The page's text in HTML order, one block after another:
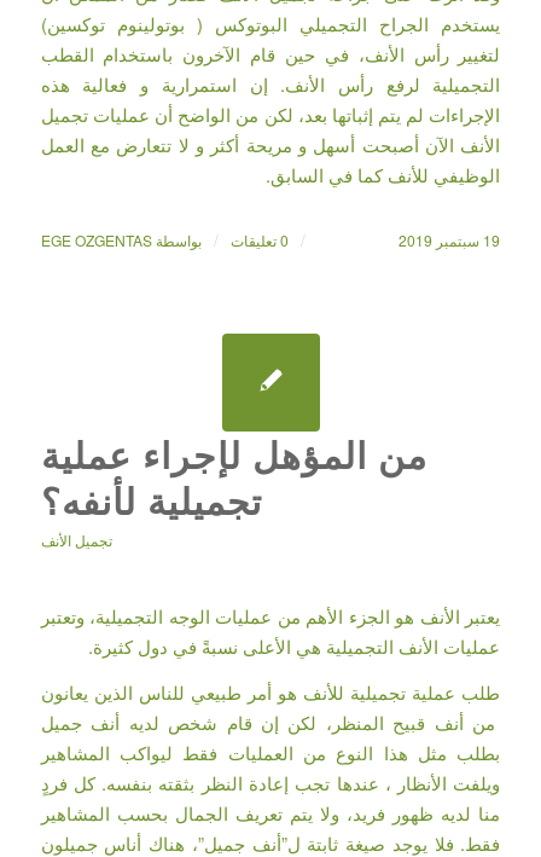
يستخدم الجراح التجميلي البوتوكس ( بوتولينوم توكسين)
لتغيير رأس الأنف، في حين قام الآخرون باستخدام القطب
التجميلية لرفع رأس الأنف. إن استمرارية و فعالية هذه
الإجراءات لم يتم إثباتها بعد، لكن من الواضح أن عمليات تجميل
الأنف الآن أصبحت أسهل و مريحة أكثر و لا تتعارض مع العمل
الوظيفي للأنف كما في السابق.
19 سبتمبر 2019 / 0 تعليقات / بواسطةEGE OZGENTAS
من المؤهل لإجراء عملية
تجميلية لأنفه؟
تجميل الأنف
يعتبر الأنف هو الجزء الأهم من عمليات الوجه التجميلية، وتعتبر
عمليات الأنف التجميلية هي الأعلى نسبةً في دول كثيرة.
طلب عملية تجميلية للأنف هو أمر طبيعي للناس الذين يعانون
من أنف قبيح المنظر، لكن إن قام شخص لديه أنف جميل
بطلب مثل هذا النوع من العمليات فقط ليواكب المشاهير
ويلفت الأنظار ، عندها تجب إعادة النظر بثقته بنفسه. كل فردٍ
منا لديه ظهور فريد، ولا يتم تعريف الجمال بحسب المشاهير
فقط. فلا يوجد صيغة ثابتة ل”أنف جميل”، هناك أناس جميلون